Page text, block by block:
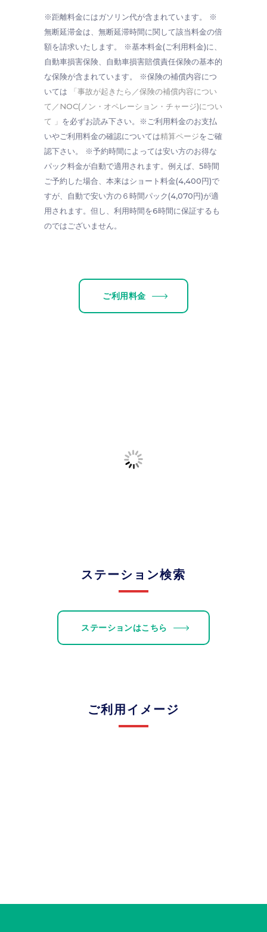
※距離料金にはガソリン代が含まれています。 ※
無断延滞金は、無断延滞時間に関して該当料金の倍
額を請求いたします。 ※基本料金(ご利用料金)に、
自動車損害保険、自動車損害賠償責任保険の基本的
な保険が含まれています。 ※保険の補償内容につ
いては
「事故が起きたら／保険の補償内容につい
て／NOC(ノン・オペレーション・チャージ)につい
て 」 を必ずお読み下さい。※ご利用料金のお支払
いやご利用料金の確認については精算ページをご確
認下さい。 ※予約時間によっては安い方のお得な
パック料金が自動で適用されます。例えば、5時間
ご予約した場合、本来はショート料金(4,400円)で
すが、自動で安い方の６時間パック(4,070円)が適
用されます。但し、利用時間を6時間に保証するも
のではございません。
ご利用料金
ステーション検索
ステーションはこちら
ご利用イメージ